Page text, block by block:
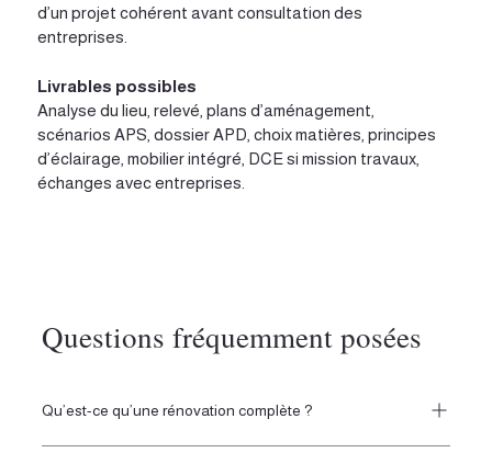
d’un projet cohérent avant consultation des
entreprises.
Livrables possibles
Analyse du lieu, relevé, plans d’aménagement,
scénarios APS, dossier APD, choix matières, principes
d’éclairage, mobilier intégré, DCE si mission travaux,
échanges avec entreprises.
Questions fréquemment posées
Qu’est-ce qu’une rénovation complète ?